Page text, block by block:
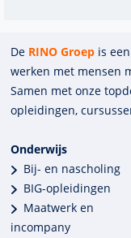
De RINO Groep is
werken met mensen
Samen met onze
opleidingen,
Onderwijs
Bij- en nascholing
BIG-opleidingen
Maatwerk en
incompany